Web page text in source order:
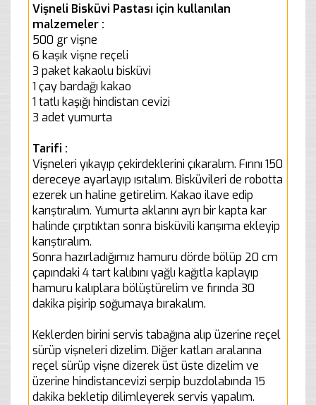
Vişneli Bisküvi Pastası için kullanılan
malzemeler :
500 gr vişne
6 kaşık vişne reçeli
3 paket kakaolu bisküvi
1 çay bardağı kakao
1 tatlı kaşığı hindistan cevizi
3 adet yumurta
Tarifi :
Vişneleri yıkayıp çekirdeklerini çıkaralım. Fırını 150
dereceye ayarlayıp ısıtalım. Bisküvileri de robotta
ezerek un haline getirelim. Kakao ilave edip
karıştıralım. Yumurta aklarını ayrı bir kapta kar
halinde çırptıktan sonra bisküvili karışıma ekleyip
karıştıralım.
Sonra hazırladığımız hamuru dörde bölüp 20 cm
çapındaki 4 tart kalıbını yağlı kağıtla kaplayıp
hamuru kalıplara bölüştürelim ve fırında 30
dakika pişirip soğumaya bırakalım.
Keklerden birini servis tabağına alıp üzerine reçel
sürüp vişneleri dizelim. Diğer katları aralarına
reçel sürüp vişne dizerek üst üste dizelim ve
üzerine hindistancevizi serpip buzdolabında 15
dakika bekletip dilimleyerek servis yapalım.